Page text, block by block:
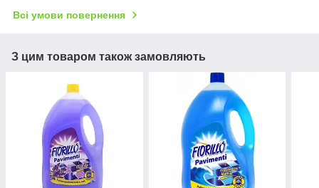
Всі умови повернення
З цим товаром також замовляють